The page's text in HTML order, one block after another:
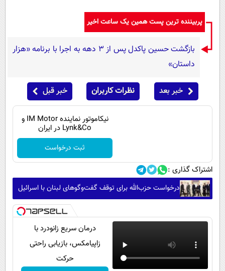
پربیننده ترین پست همین یک ساعت اخیر
بازگشت حسین پاکدل پس از ۳ دهه به اجرا با برنامه «هزار
داستان»
خبر بعد نظرات کاربران خبر قبل
نیکاموتور نماینده IM Motor و
Lynk&Co در ایران
ثبت درخواست
اشتراک گذاری :
درخواست حزب‌الله برای توقف گفت‌وگوهای لبنان با اسرائیل
درمان سریع زانودرد با
زاپیامکس، بازیابی راحتی
حرکت